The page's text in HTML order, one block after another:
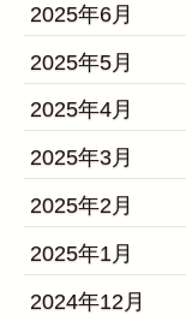
2025年6月
2025年5月
2025年4月
2025年3月
2025年2月
2025年1月
2024年12月